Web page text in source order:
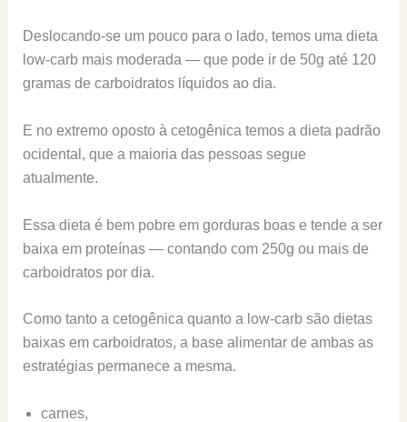
Deslocando-se um pouco para o lado, temos uma dieta
low-carb mais moderada — que pode ir de 50g até 120
gramas de carboidratos líquidos ao dia.
E no extremo oposto à cetogênica temos a dieta padrão
ocidental, que a maioria das pessoas segue
atualmente.
Essa dieta é bem pobre em gorduras boas e tende a ser
baixa em proteínas — contando com 250g ou mais de
carboidratos por dia.
Como tanto a cetogênica quanto a low-carb são dietas
baixas em carboidratos, a base alimentar de ambas as
estratégias permanece a mesma.
carnes,